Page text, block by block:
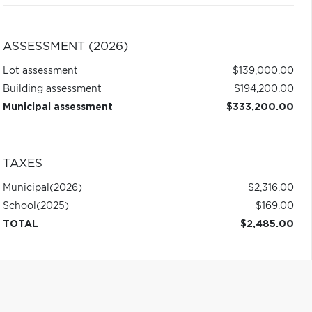
ASSESSMENT (2026)
Lot assessment
$139,000.00
Building assessment
$194,200.00
Municipal assessment
$333,200.00
TAXES
Municipal (2026)
$2,316.00
School (2025)
$169.00
TOTAL
$2,485.00